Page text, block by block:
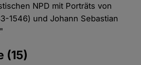
NPD mit Porträts von
1546) und Johann Sebastian
(15)